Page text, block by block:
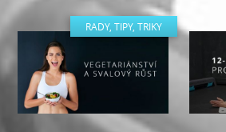
RADY, TIPY, TRIKY